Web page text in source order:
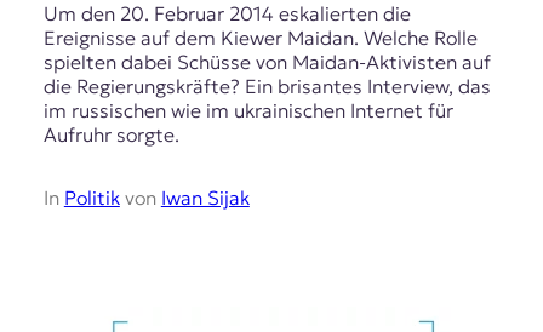
Um den 20. Februar 2014 eskalierten die
Ereignisse auf dem Kiewer Maidan. Welche Rolle
spielten dabei Schüsse von Maidan-Aktivisten auf
die Regierungskräfte? Ein brisantes Interview, das
im russischen wie im ukrainischen Internet für
Aufruhr sorgte.
In Politikvon Iwan Sijak